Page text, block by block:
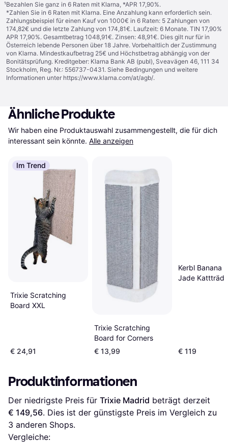
¹Bezahlen Sie ganz in 6 Raten mit Klarna, *APR 17,90%.
*Zahlen Sie in 6 Raten mit Klarna. Eine Anzahlung kann erforderlich sein.
Zahlungsbeispiel für einen Kauf von 1000€ in 6 Raten: 5 Zahlungen von
174,82€ und die letzte Zahlung von 174,81€. Laufzeit: 6 Monate. TIN 17,90%
APR 17,90%. Gesamtbetrag 1048,91€. Zinsen: 48,91€. Dies gilt nur für in
Österreich lebende Personen über 18 Jahre. Vorbehaltlich der Zustimmung
von Klarna. Mindestkaufbetrag 25€ und Höchstbetrag abhängig von der
Bonitätsprüfung. Kreditgeber: Klarna Bank AB (publ), Sveavägen 46, 111 34
Stockholm, Reg. Nr.: 556737-0431. Siehe Bedingungen und weitere
Informationen unter https://www.klarna.com/at/agb/.
Ähnliche Produkte
Wir haben eine Produktauswahl zusammengestellt, die für dich
interessant sein könnte. Alle anzeigen
Im Trend
Trixie Scratching
Board XXL
€ 24,91
Trixie Scratching
Board for Corners
€ 13,99
Kerbl Banana
Jade Kattträd
€ 119
Produktinformationen
Der niedrigste Preis für Trixie Madrid
€ 149,56
3 anderen Shops.
Vergleiche: